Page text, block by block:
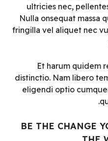
ultricies nec,
Nulla onsequat massa
fringilla vel aliquet nec
Et harum quidem
distinctio. Nam libero
eligendi optio
BE THE CHANGE